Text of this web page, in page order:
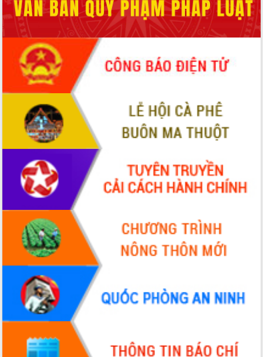
món ăn từ sầu riêng
Đắk Lắk công bố Quy hoạch và xúc
tiến đầu tư tỉnh
Ngành cá ngừ Đắk Lắk chủ động thích
ứng để giữ vững thị trường xuất khẩu
Diễn đàn Kinh tế tư nhân Việt Nam đột
phá cơ chế - Hợp tác công tư
Đề án 06 tạo bước ngoặt đột phá trong
cải cách hành chính tỉnh Đắk Lắk
Kết nối tour, đẩy mạnh chuyển đổi số
để phát triển du lịch Đắk Lắk
Khởi động Dự án Đầu tư xây dựng hạ
tầng kỹ thuật Cụm công nghiệp Tân
Tiến
Gặp mặt các cơ quan báo chí nhân Kỷ
niệm 101 năm Ngày Báo chí Cách
mạng Việt Nam
Đắk Lắk sơ kết 4 năm triển khai thực
hiện Đề án 06 của Chính phủ
Họp báo thông tin về Hội nghị Công bố
Quy hoạch và Xúc tiến đầu tư tỉnh Đắk
Khơi thông điểm nghẽn, đẩy nhanh
giải ngân vốn khắc phục thiên tai
HĐND tỉnh thông qua điều chỉnh Quy
hoạch tỉnh thời kỳ 2021-2030
Hội thảo góp ý hồ sơ điều chỉnh quy
hoạch tỉnh Đắk Lắk thời kỳ 2021-2030,